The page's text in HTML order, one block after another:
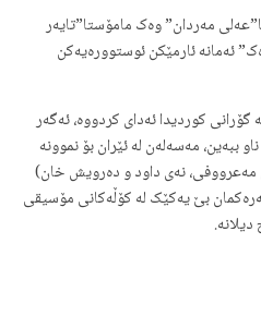
مەردان” وەک مامۆستا”تایەر
ئەمانە ئارمێکن ئوستوورەیەکن
کوردیدا ئەدای کردووە، ئەگەر
ببەین، مەسەلەن لە ئێران بۆ نموونە
مەعرووفی، نەی داود و دەرویش خان)
بێ یەکێک لە کۆڵەکانی مۆسیقی